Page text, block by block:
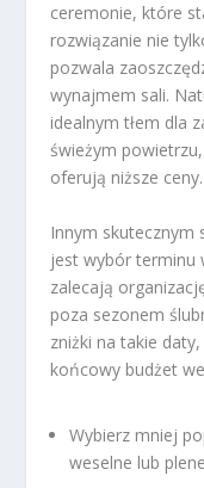
ceremonie, które
rozwiązanie nie
pozwala
wynajmem sali.
idealnym tłem dla
świeżym
oferują niższe ceny.
Innym
jest wybór terminu
zalecają
poza sezonem
zniżki na takie
końcowy budżet
Wybierz mniej
weselne lub